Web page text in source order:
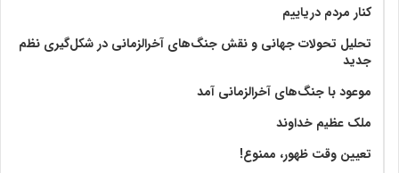
کنار مردم دریاییم
تحلیل تحولات جهانی و نقش جنگ‌های آخرالزمانی در شکل‌گیری نظم
جدید
موعود با جنگ‌های آخرالزمانی آمد
ملک عظیم خداوند
تعیین وقت ظهور، ممنوع!